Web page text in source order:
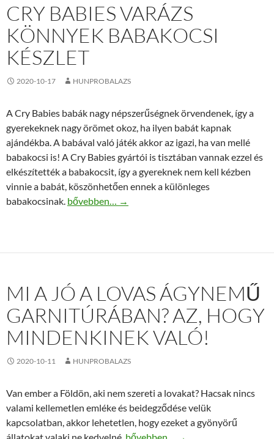
CRY BABIES VARÁZS
KÖNNYEK BABAKOCSI
KÉSZLET
2020-10-17 HUNPROBALAZS
A Cry Babies babák nagy népszerűségnek örvendenek, így a
gyerekeknek nagy örömet okoz, ha ilyen babát kapnak
ajándékba. A babával való játék akkor az igazi, ha van mellé
babakocsi is! A Cry Babies gyártói is tisztában vannak ezzel és
elkészítették a babakocsit, így a gyereknek nem kell kézben
vinnie a babát, köszönhetően ennek a különleges
babakocsinak. Cry babies varázs könnyek babakocsi készlet
bővebben… →
MI A JÓ A LOVAS ÁGYNEMŰ
GARNITÚRÁBAN? AZ, HOGY
MINDENKINEK VALÓ!
2020-10-11 HUNPROBALAZS
Van ember a Földön, aki nem szereti a lovakat? Hacsak nincs
valami kellemetlen emléke és beidegződése velük
kapcsolatban, akkor lehetetlen, hogy ezeket a gyönyörű
Mi a jó a lovas ágynemű